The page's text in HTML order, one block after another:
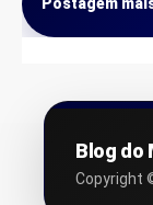
Postagem
Blog do
Copyright